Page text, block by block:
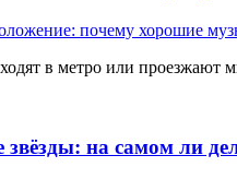
в метро или проезжают
на самом ли